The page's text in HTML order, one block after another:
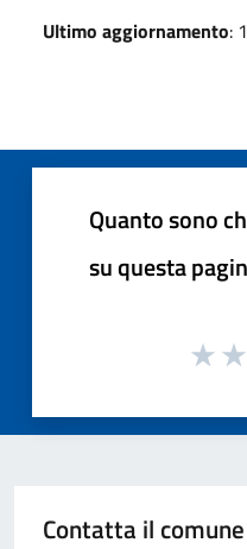
Ultimo aggiornamento:
Quanto sono
su questa
Contatta il comune